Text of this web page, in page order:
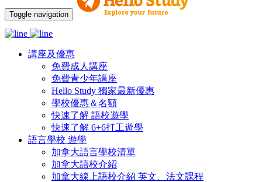
Toggle navigation
講座及優惠
免費成人講座
免費青少年講座
Hello Study 獨家最新優惠
學校優惠＆名額
快速了解 語校遊學
快速了解 6+6打工遊學
語言學校 遊學
加拿大語言學校清單
加拿大語校介紹
加拿大線上語校介紹 英文、法文課程